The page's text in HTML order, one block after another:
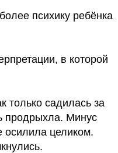
психику ребёнка
в которой
только садилась за
продрыхла. Минус
осилила целиком.